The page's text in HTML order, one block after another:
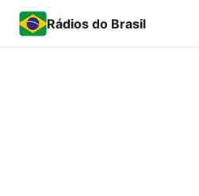
Rádios do Brasil